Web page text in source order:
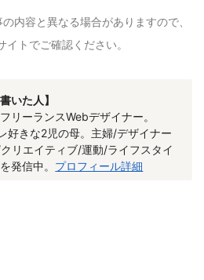
内容と異なる場合がありますので、
トでご確認ください。
いた人】
リーランスWebデザイナー。
好きな2児の母。主婦/デザイナー
リエイティブ/運動/ライフスタイ
発信中。 プロフィール詳細